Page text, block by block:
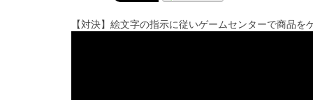
【対決】絵文字の指示に従いゲームセンターで商品を